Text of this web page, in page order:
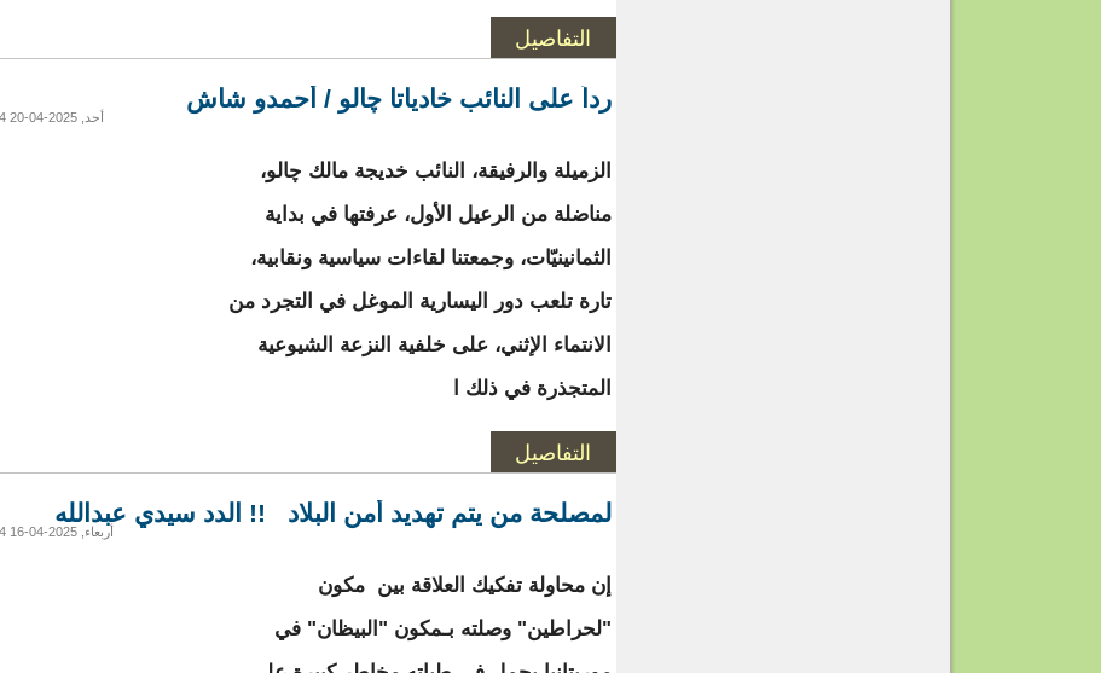
التفاصيل
رداً على النائب خادياتا چالو / أحمدو شاش
أحد, 2025-04-20 15:54
الزميلة والرفيقة، النائب خديجة مالك چالو،
مناضلة من الرعيل الأول، عرفتها في بداية
الثمانينيّات، وجمعتنا لقاءات سياسية ونقابية،
تارة تلعب دور اليسارية الموغل في التجرد من
الانتماء الإثني، على خلفية النزعة الشيوعية
المتجذرة في ذلك ا
التفاصيل
لمصلحة من يتم تهديد أمن البلاد !! الدد سيدي عبدالله
أربعاء, 2025-04-16 23:34
إن محاولة تفكيك العلاقة بين مكون
"لحراطين" وصلته بـمكون "البيظان" في